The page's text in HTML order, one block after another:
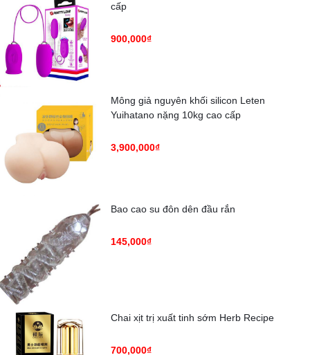
cấp
900,000₫
Mông giả nguyên khối silicon Leten
Yuihatano nặng 10kg cao cấp
3,900,000₫
Bao cao su đôn dên đầu rắn
145,000₫
Chai xịt trị xuất tinh sớm Herb Recipe
700,000₫